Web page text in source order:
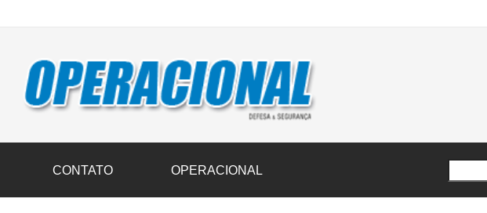
transportam 3,6 mil toneladas de donativos ao Rio Grande do Sul na maior campanha
CONTATO OPERACIONAL